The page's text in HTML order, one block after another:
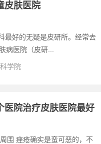
皮肤医院
最好的无疑是皮研所。经常去
病医院（皮研...
学院
医院治疗皮肤医院最好
围 痤疮确实是蛮可恶的，不